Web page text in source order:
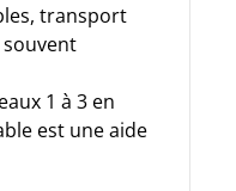
transport
1 à 3 en
est une aide